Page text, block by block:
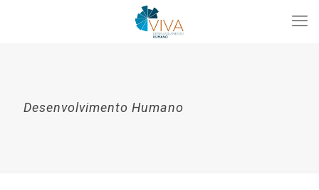
Desenvolvimento Humano